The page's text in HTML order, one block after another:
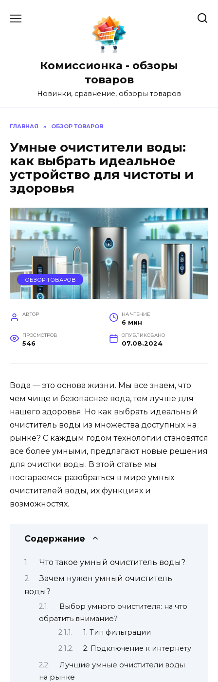
Комиссионка - обзоры
товаров
Новинки, сравнение, обзоры товаров
ГЛАВНАЯ » ОБЗОР ТОВАРОВ
Умные очистители воды:
как выбрать идеальное
устройство для чистоты и
здоровья
ОБЗОР ТОВАРОВ
АВТОР НА ЧТЕНИЕ
6 мин
ПРОСМОТРОВ
546
ОПУБЛИКОВАНО
07.08.2024
Вода — это основа жизни. Мы все знаем, что
чем чище и безопаснее вода, тем лучше для
нашего здоровья. Но как выбрать идеальный
очиститель воды из множества доступных на
рынке? С каждым годом технологии становятся
все более умными, предлагают новые решения
для очистки воды. В этой статье мы
постараемся разобраться в мире умных
очистителей воды, их функциях и
возможностях.
Содержание
Что такое умный очиститель воды?
Зачем нужен умный очиститель
воды?
Выбор умного очистителя: на что
обратить внимание?
1. Тип фильтрации
2. Подключение к интернету
Лучшие умные очистители воды
на рынке